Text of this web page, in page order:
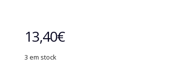
13,40€
3 em stock